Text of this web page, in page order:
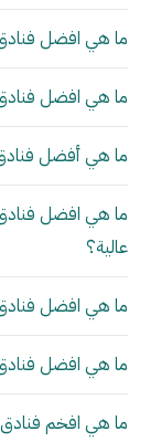
ما هي افضل فنادق
ما هي افضل فنادق
ما هي أفضل
ما هي افضل
عالية؟
ما هي افضل
ما هي افضل
ما هي افخم فنادق